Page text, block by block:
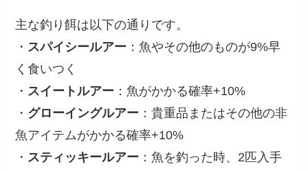
主な釣り餌は以下の通りです。
・ スパイシールアー ：魚やその他のものが9%早
く食いつく
・ スイートルアー ：魚がかかる確率+10%
・ グローイングルアー ：貴重品またはその他の非
魚アイテムがかかる確率+10%
・ スティッキールアー ：魚を釣った時、2匹入手